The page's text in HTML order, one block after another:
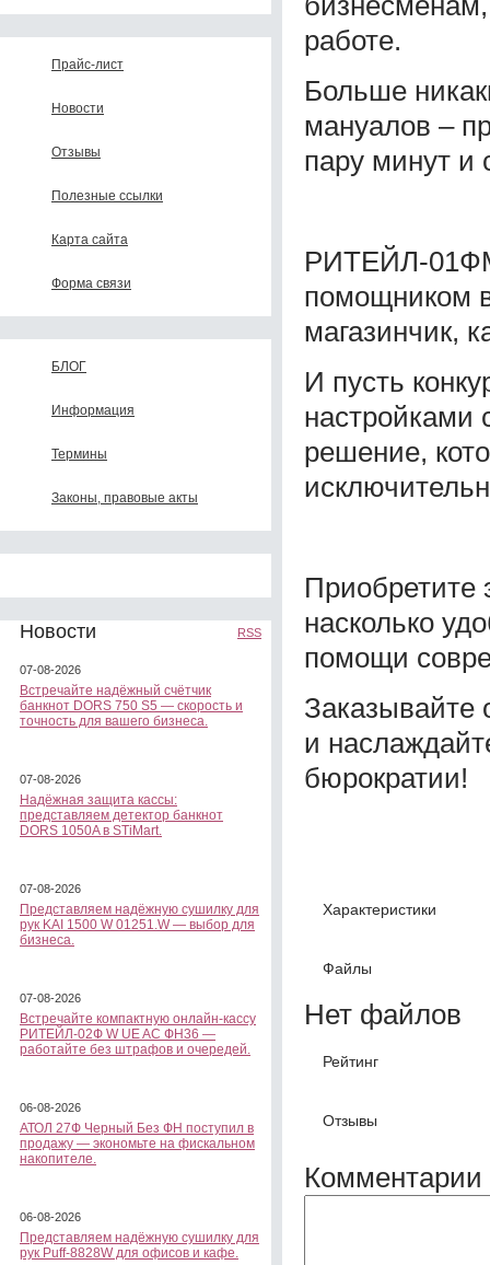
Прайс-лист
Новости
Отзывы
Полезные ссылки
Карта сайта
Форма связи
БЛОГ
Информация
Термины
Законы, правовые акты
Новости RSS
07-08-2026
Встречайте надёжный счётчик
банкнот DORS 750 S5 — скорость и
точность для вашего бизнеса.
07-08-2026
Надёжная защита кассы:
представляем детектор банкнот
DORS 1050A в STiMart.
07-08-2026
Представляем надёжную сушилку для
рук KAI 1500 W 01251.W — выбор для
бизнеса.
07-08-2026
Встречайте компактную онлайн-кассу
РИТЕЙЛ-02Ф W UE AC ФН36 —
работайте без штрафов и очередей.
06-08-2026
АТОЛ 27Ф Черный Без ФН поступил в
продажу — экономьте на фискальном
накопителе.
06-08-2026
Представляем надёжную сушилку для
рук Puff-8828W для офисов и кафе.
работе.
Больше
мануалов –
пару минут и
РИТЕЙЛ-
помощником
магазинчик,
И пусть
настройками
решение,
Приобретите
насколько
помощи
и
бюрократии!
Характеристики
Файлы
Нет файлов
Рейтинг
Отзывы
Комментарии